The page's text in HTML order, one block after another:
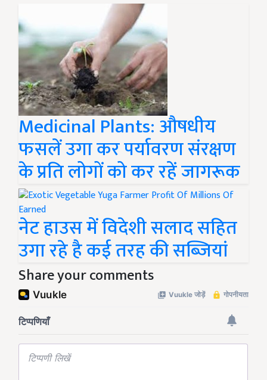
Medicinal Plants: औषधीय
फसलें उगा कर पर्यावरण संरक्षण
के प्रति लोगों को कर रहें जागरूक
नेट हाउस में विदेशी सलाद सहित
उगा रहे है कई तरह की सब्जियां
Share your comments